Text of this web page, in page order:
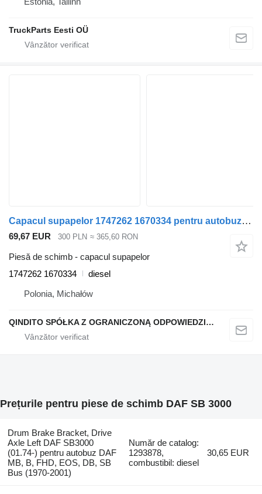
TruckParts Eesti OÜ
Capacul supapelor 1747262 1670334 pentru autobuz DAF SB3000
69,67 EUR 300 PLN ≈ 365,60 RON
Piesă de schimb - capacul supapelor
1747262 1670334
diesel
Polonia, Michałów
QINDITO SPÓŁKA Z OGRANICZONĄ ODPOWIEDZIALNOŚCIĄ
Prețurile pentru piese de schimb DAF SB 3000
Drum Brake Bracket, Drive
Axle Left DAF SB3000
(01.74-) pentru autobuz DAF
MB, B, FHD, EOS, DB, SB
Bus (1970-2001)
Număr de catalog:
1293878,
combustibil: diesel
30,65 EUR